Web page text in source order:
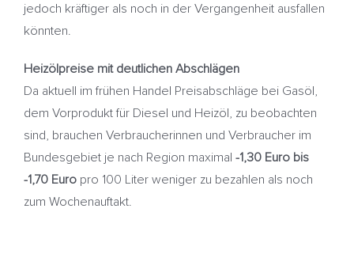
jedoch kräftiger als noch in der Vergangenheit ausfallen
könnten.
Heizölpreise mit deutlichen Abschlägen
Da aktuell im frühen Handel Preisabschläge bei Gasöl,
dem Vorprodukt für Diesel und Heizöl, zu beobachten
sind, brauchen Verbraucherinnen und Verbraucher im
Bundesgebiet je nach Region maximal -1,30 Euro bis
-1,70 Europro 100 Liter weniger zu bezahlen als noch
zum Wochenauftakt.